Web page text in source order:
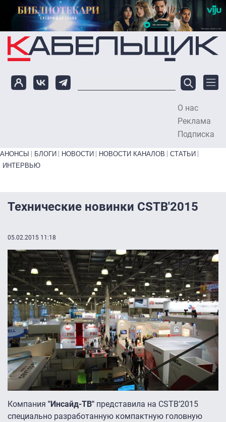
Перейти к основному содержанию
О нас
Реклама
Подписка
Primary links bottom
АНОНСЫ БЛОГИ НОВОСТИ НОВОСТИ КАНАЛОВ
СТАТЬИ
ИНТЕРВЬЮ
Технические новинки CSTB'2015
05.02.2015 11:18
Компания "Инсайд-ТВ" представила на CSTB’2015
специально разработанную компактную головную